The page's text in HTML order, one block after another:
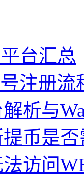
台汇总
注册流
析与
提币是
访问